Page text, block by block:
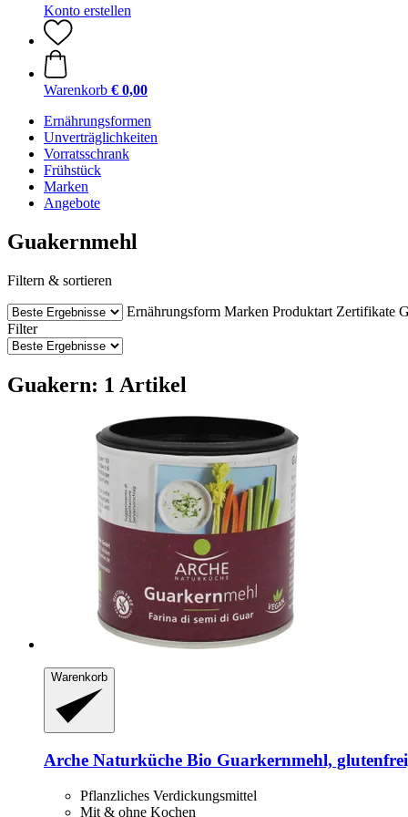
Konto erstellen
Warenkorb € 0,00
Ernährungsformen
Unverträglichkeiten
Vorratsschrank
Frühstück
Marken
Angebote
Guakernmehl
Filtern & sortieren
Ernährungsform Marken Produktart Zertifikate
Filter
Guakern: 1 Artikel
Warenkorb
Arche Naturküche Bio Guarkernmehl,
Pflanzliches Verdickungsmittel
Mit & ohne Kochen